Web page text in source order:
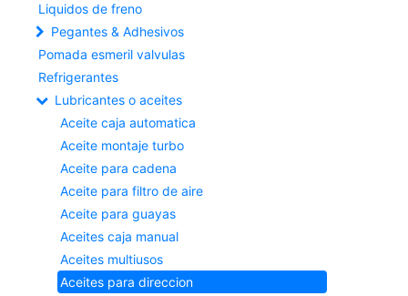
Liquidos de freno
Pegantes & Adhesivos
Pomada esmeril valvulas
Refrigerantes
Lubricantes o aceites
Aceite caja automatica
Aceite montaje turbo
Aceite para cadena
Aceite para filtro de aire
Aceite para guayas
Aceites caja manual
Aceites multiusos
Aceites para direccion